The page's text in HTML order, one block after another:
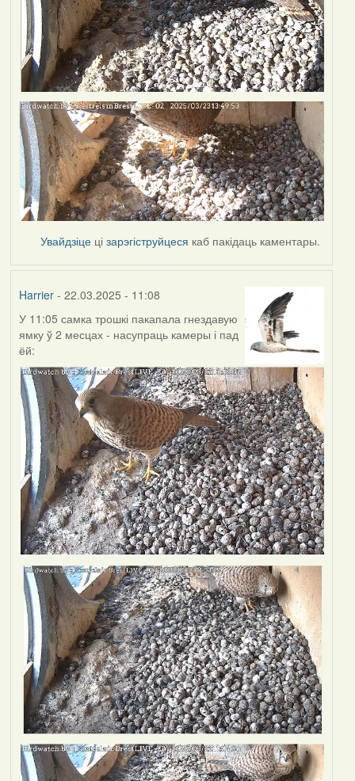
Увайдзіце цізарэгіструйцеся каб пакідаць каментары.
Harrier- 22.03.2025 - 11:08
У 11:05 самка трошкі пакапала гнездавую
ямку ў 2 месцах - насупраць камеры і пад
ёй: